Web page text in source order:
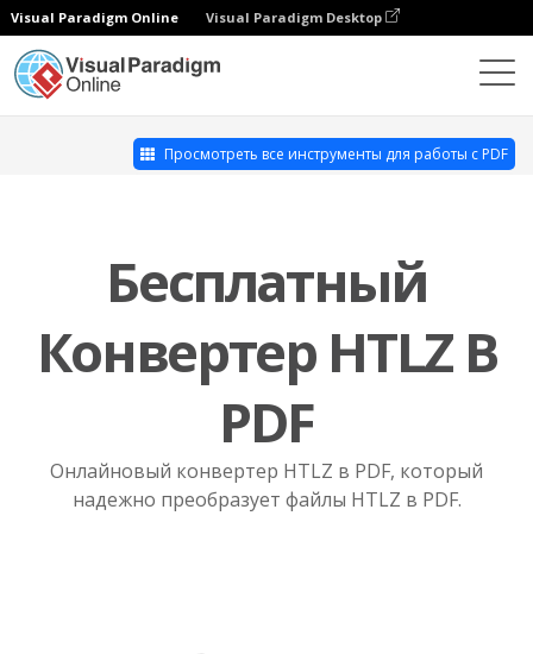
Visual Paradigm Online Visual Paradigm Desktop
Просмотреть все инструменты для работы с PDF
Бесплатный
Конвертер HTLZ В
PDF
Онлайновый конвертер HTLZ в PDF, который
надежно преобразует файлы HTLZ в PDF.